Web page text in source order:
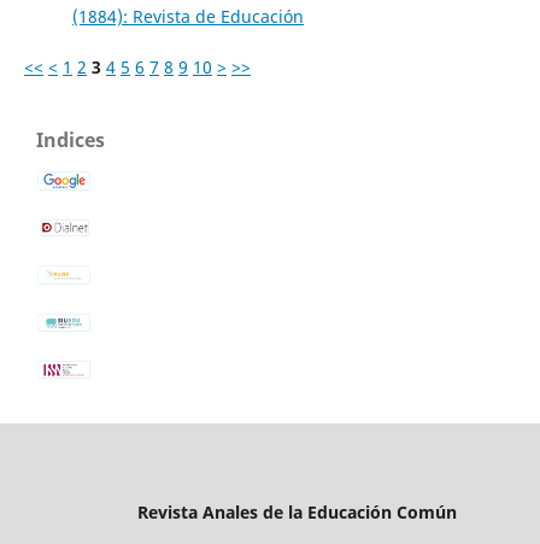
(1884): Revista de Educación
<< < 1 2 3 4 5 6 7 8 9 10 > >>
Indices
Revista Anales de la Educación Común